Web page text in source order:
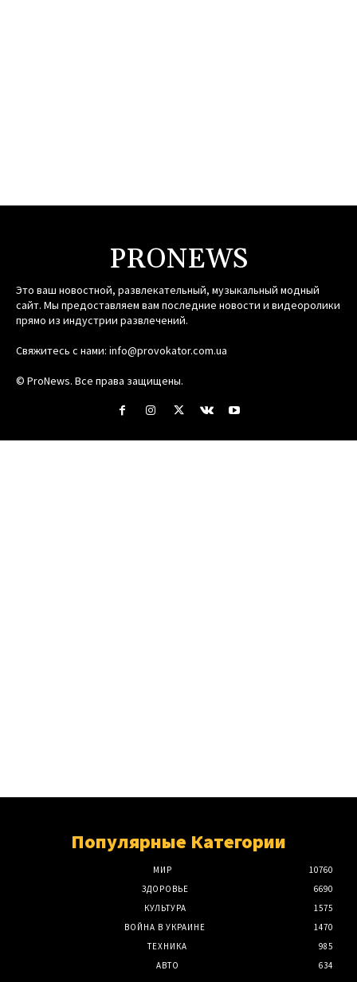
PRONEWS
Это ваш новостной, развлекательный, музыкальный модный
сайт. Мы предоставляем вам последние новости и видеоролики
прямо из индустрии развлечений.
Свяжитесь с нами: info@provokator.com.ua
© ProNews. Все права защищены.
Популярные Категории
МИР
10760
ЗДОРОВЬЕ
6690
КУЛЬТУРА
1575
ВОЙНА В УКРАИНЕ
1470
ТЕХНИКА
985
АВТО
634